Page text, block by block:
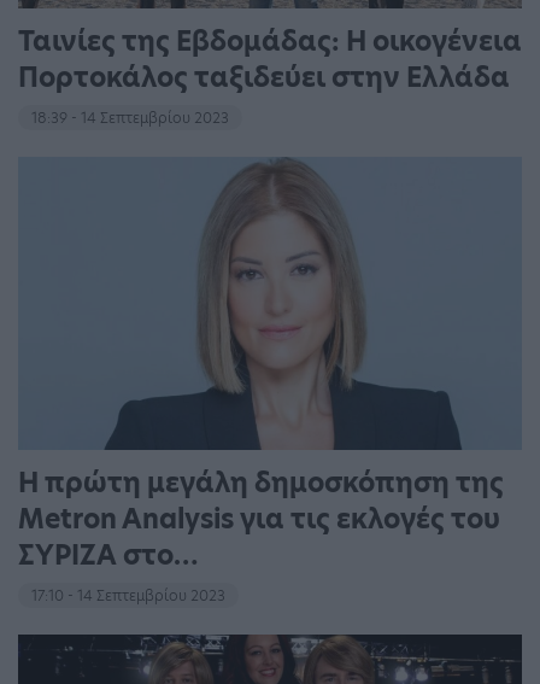
Ταινίες της Εβδομάδας: Η οικογένεια
Πορτοκάλος ταξιδεύει στην Ελλάδα
18:39 - 14 Σεπτεμβρίου 2023
Η πρώτη μεγάλη δημοσκόπηση της
Metron Analysis για τις εκλογές του
ΣΥΡΙΖΑ στο…
17:10 - 14 Σεπτεμβρίου 2023